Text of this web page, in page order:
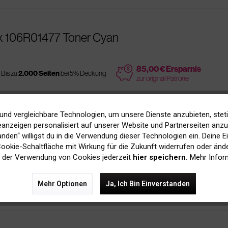
Toner Cyan
Bis zu2.000 Seitenbei 5% Deckung price 85,00 € Ersparnis
zur original Patrone
Toner Cyan
vergleichbare Technologien, um unsere Dienste anzubieten,
personalisiert auf unserer Website und Partnerseiten
willigst du in die Verwendung dieser Technologien ein. Deine
Schaltfläche mit Wirkung für die Zukunft widerrufen oder
Verwendung von Cookies jederzeit hier speichern. Mehr
Mehr Optionen Ja, Ich Bin Einverstanden